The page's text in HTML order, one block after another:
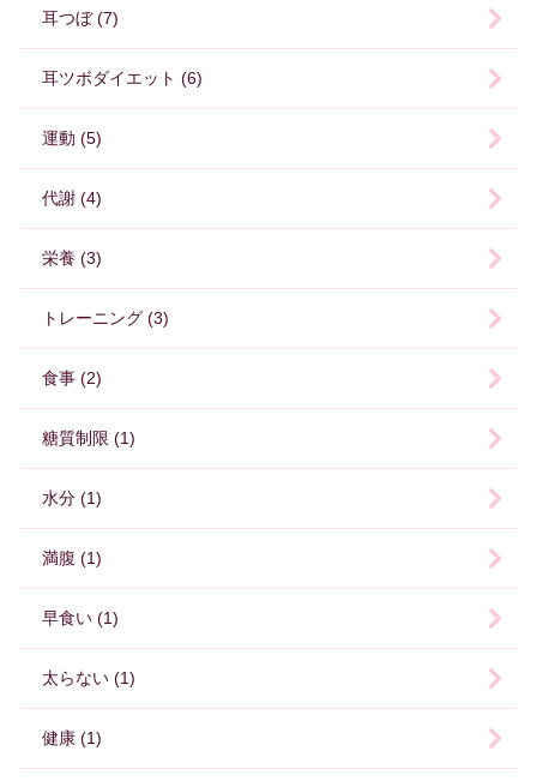
耳つぼ (7)
耳ツボダイエット (6)
運動 (5)
代謝 (4)
栄養 (3)
トレーニング (3)
食事 (2)
糖質制限 (1)
水分 (1)
満腹 (1)
早食い (1)
太らない (1)
健康 (1)